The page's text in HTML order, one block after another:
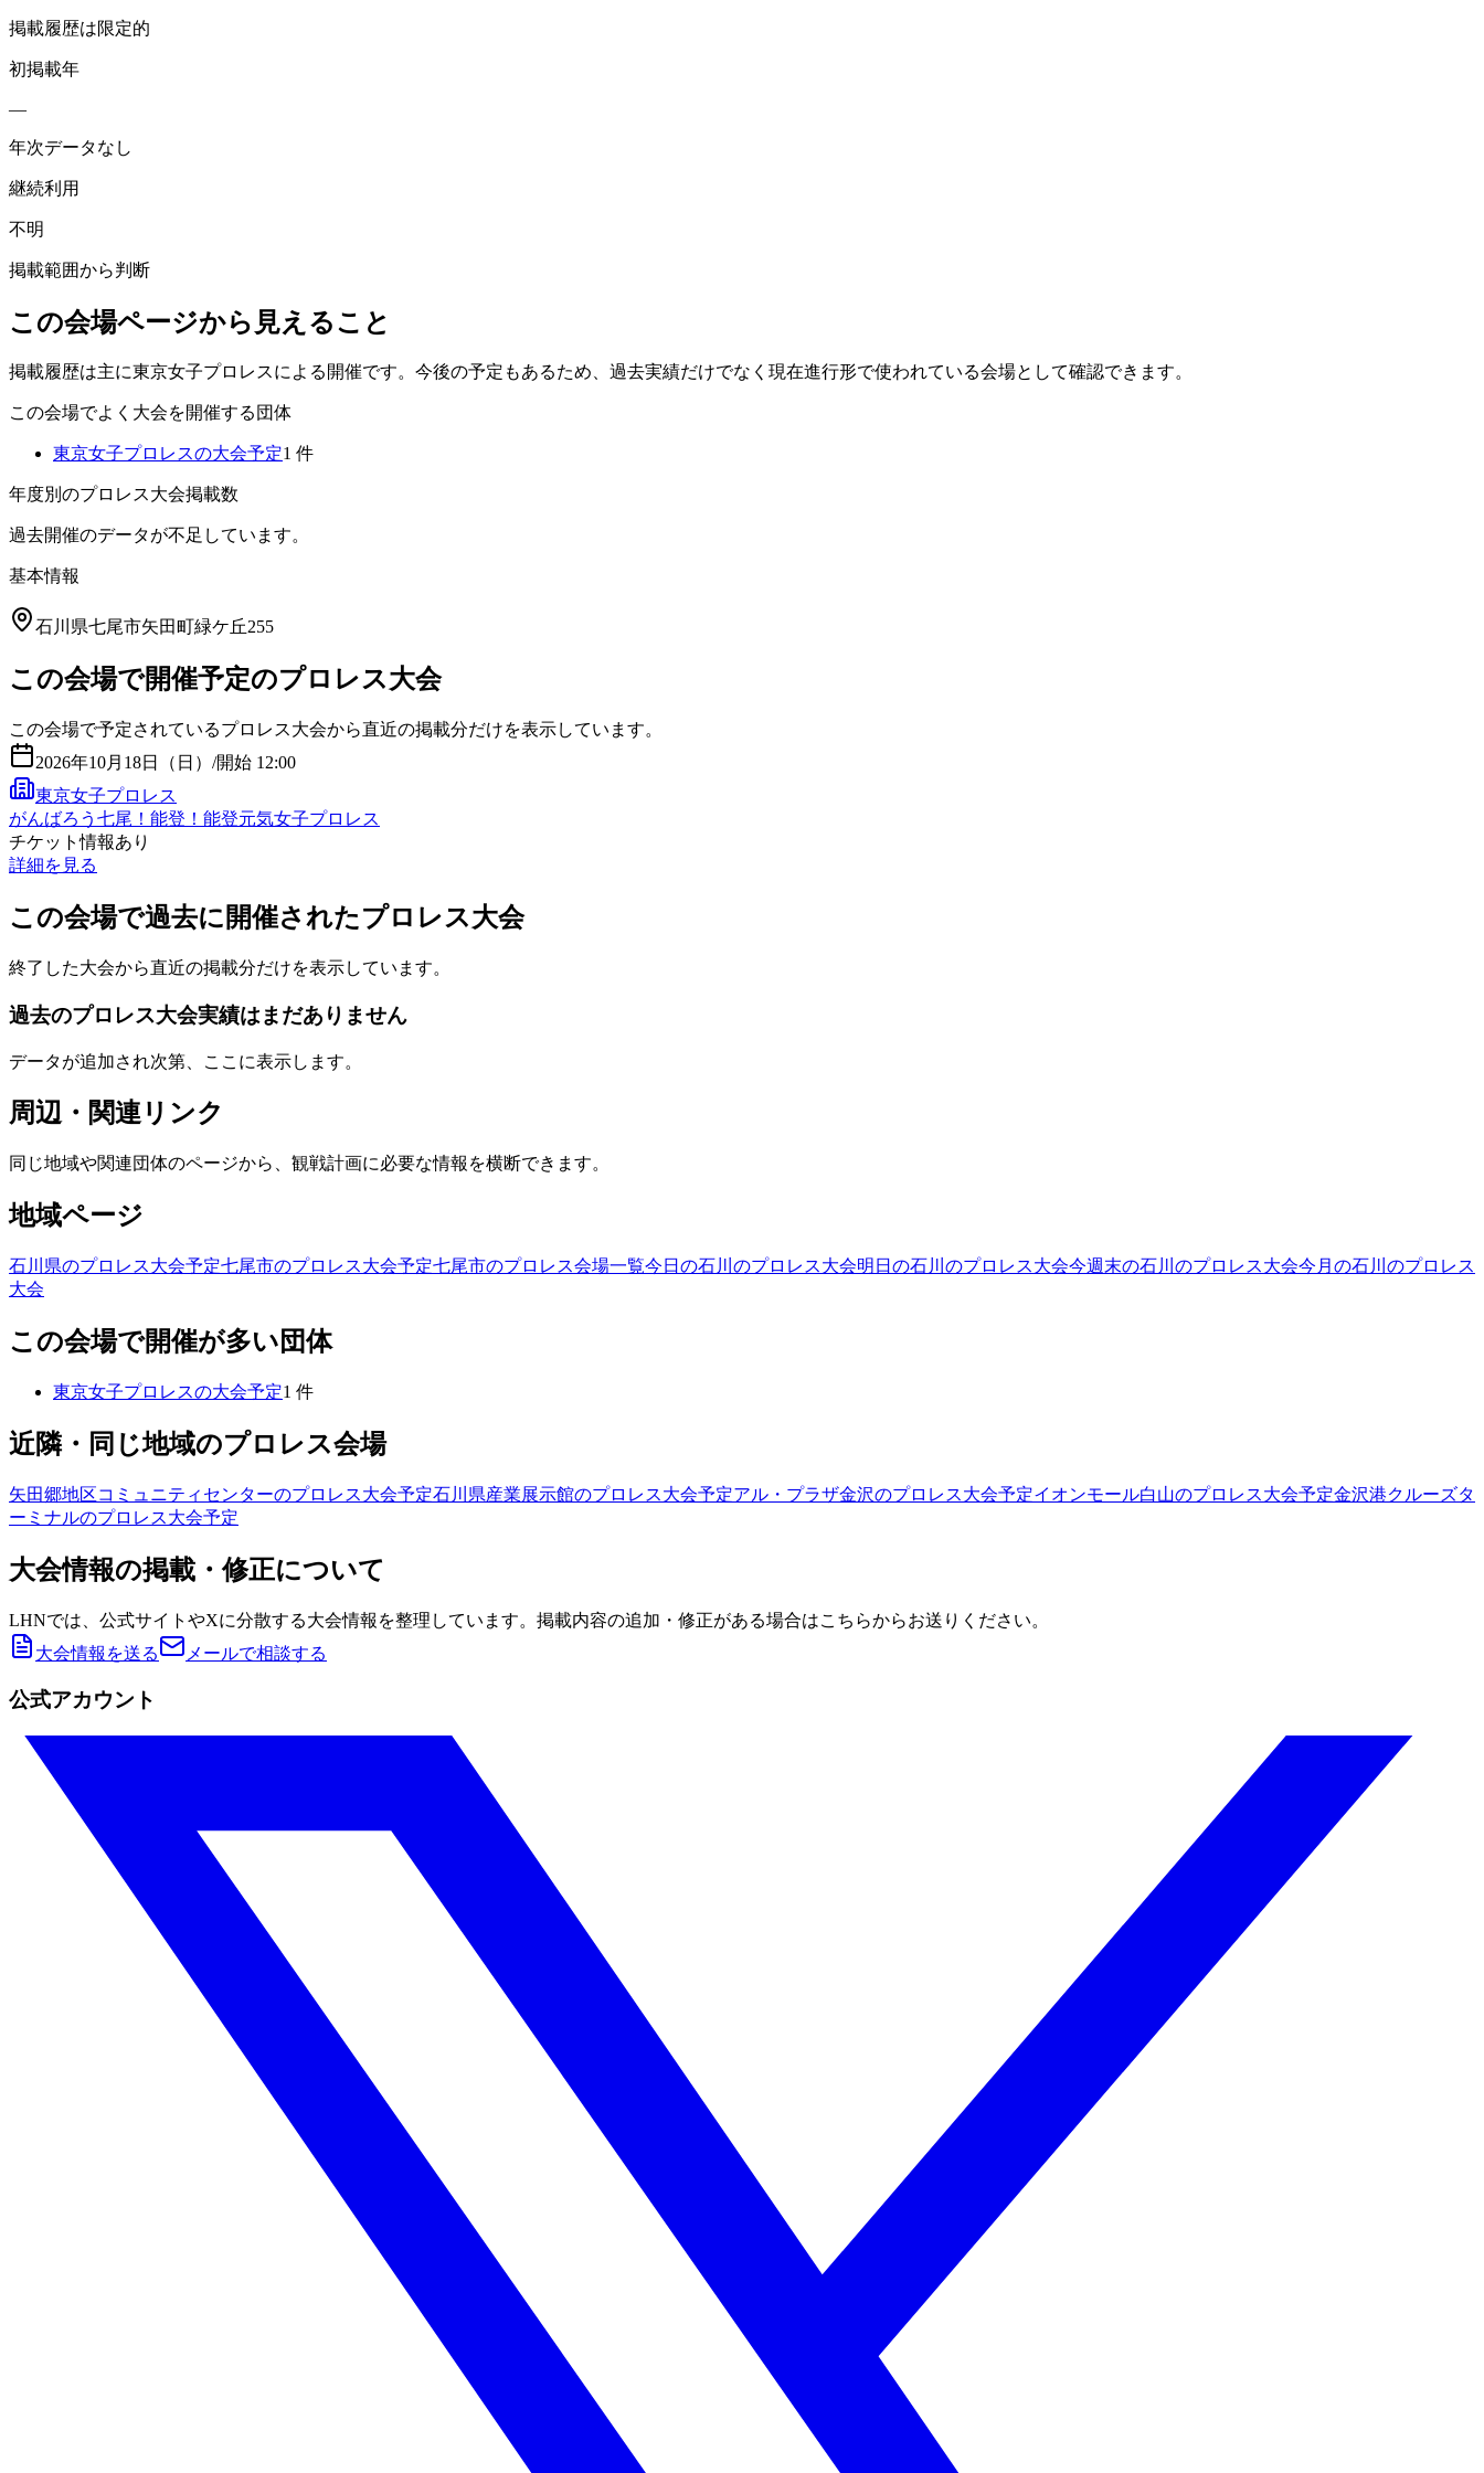
掲載履歴は限定的
初掲載年
—
年次データなし
継続利用
不明
掲載範囲から判断
この会場ページから見えること
掲載履歴は主に東京女子プロレスによる開催です。今後の予定もあるため、過去実績だけでなく現在進行形で使われている会場として確認できます。
この会場でよく大会を開催する団体
東京女子プロレスの大会予定1 件
年度別のプロレス大会掲載数
過去開催のデータが不足しています。
基本情報
石川県七尾市矢田町緑ケ丘255
この会場で開催予定のプロレス大会
この会場で予定されているプロレス大会から直近の掲載分だけを表示しています。
2026年10月18日（日） /開始 12:00
東京女子プロレス
がんばろう七尾！能登！能登元気女子プロレス
チケット情報あり
詳細を見る
この会場で過去に開催されたプロレス大会
終了した大会から直近の掲載分だけを表示しています。
過去のプロレス大会実績はまだありません
データが追加され次第、ここに表示します。
周辺・関連リンク
同じ地域や関連団体のページから、観戦計画に必要な情報を横断できます。
地域ページ
石川県のプロレス大会予定七尾市のプロレス大会予定七尾市のプロレス会場一覧今日の石川のプロレス大会明日の石川のプロレス大会今週末の石川のプロレス大会今月の石川のプロレス
大会
この会場で開催が多い団体
東京女子プロレスの大会予定1 件
近隣・同じ地域のプロレス会場
矢田郷地区コミュニティセンターのプロレス大会予定石川県産業展示館のプロレス大会予定アル・プラザ金沢のプロレス大会予定イオンモール白山のプロレス大会予定金沢港クルーズタ
ーミナルのプロレス大会予定
大会情報の掲載・修正について
LHNでは、公式サイトやXに分散する大会情報を整理しています。掲載内容の追加・修正がある場合はこちらからお送りください。
大会情報を送る
メールで相談する
公式アカウント